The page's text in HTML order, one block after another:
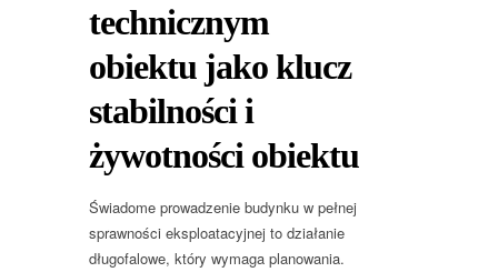
technicznym
obiektu jako klucz
stabilności i
żywotności obiektu
Świadome prowadzenie budynku w pełnej
sprawności eksploatacyjnej to działanie
długofalowe, który wymaga planowania.